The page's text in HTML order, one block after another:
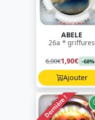
ABELE
26a * griffures
6,00€1,90€ -68%
Ajouter
Dernière !